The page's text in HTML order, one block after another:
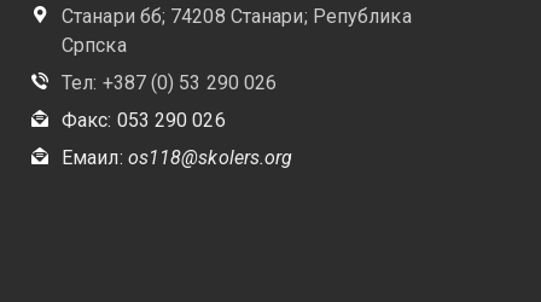
Станари бб; 74208 Станари; Република
Српска
Тел: +387 (0) 53 290 026
Факс: 053 290 026
Емаил: os118@skolers.org